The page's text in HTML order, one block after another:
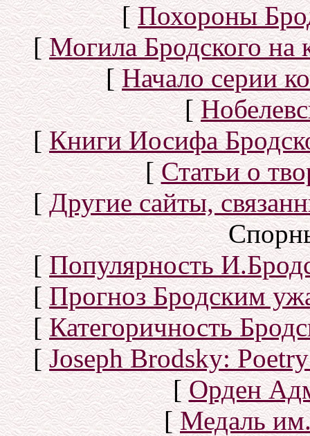
[Похороны
[Могила Бродского
[Начало серии
[
[Книги Иосифа
[Статьи о
[Другие сайты,
[Популярность
[Прогноз Бродским
[Категоричность
[Joseph Brodsky:
[Орден
[Медаль